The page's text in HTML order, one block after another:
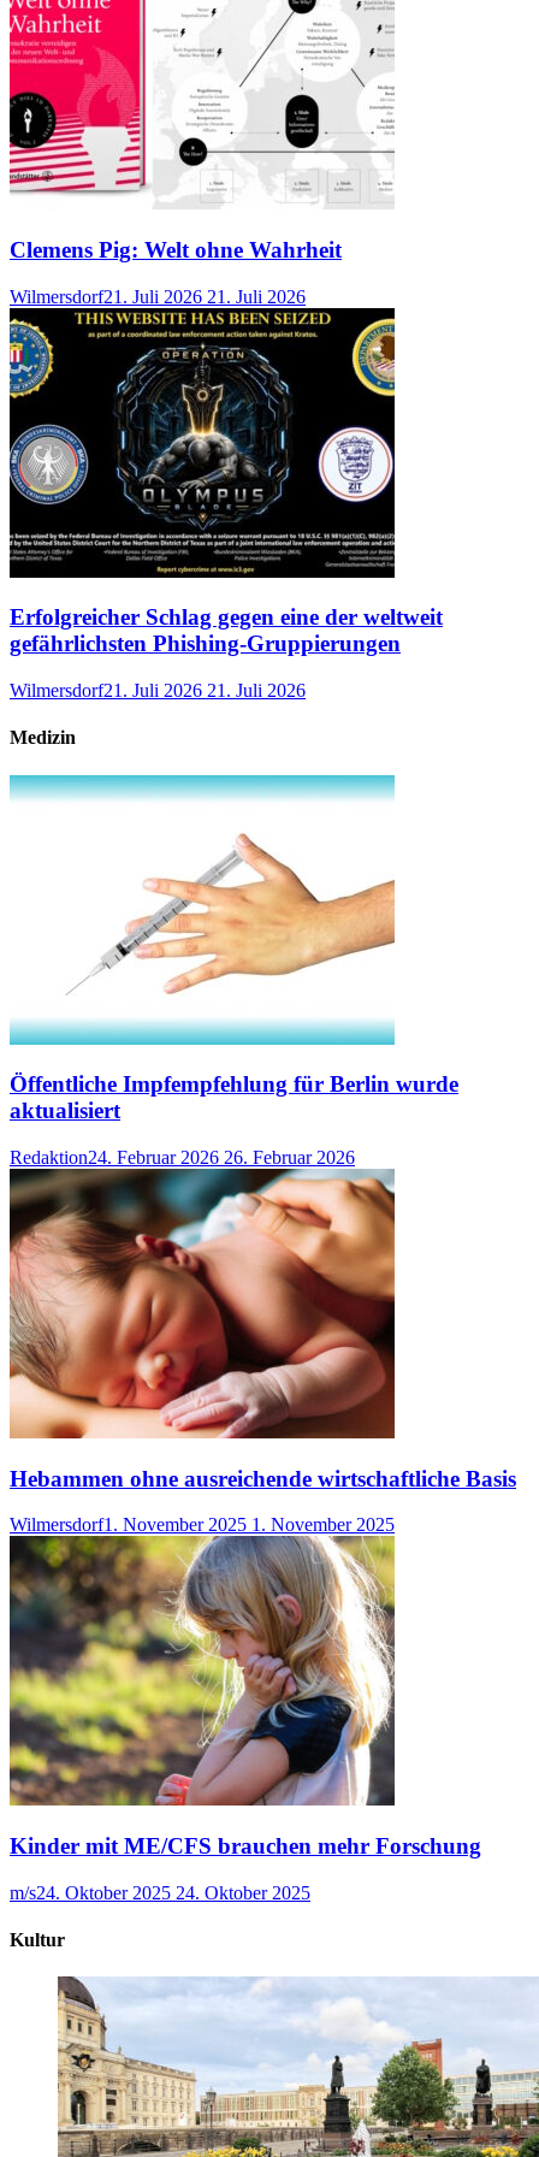
Clemens Pig: Welt ohne Wahrheit
Wilmersdorf21. Juli 2026 21. Juli 2026
Erfolgreicher Schlag gegen eine der weltweit
gefährlichsten Phishing-Gruppierungen
Wilmersdorf21. Juli 2026 21. Juli 2026
Medizin
Öffentliche Impfempfehlung für Berlin wurde
aktualisiert
Redaktion24. Februar 2026 26. Februar 2026
Hebammen ohne ausreichende wirtschaftliche Basis
Wilmersdorf1. November 2025 1. November 2025
Kinder mit ME/CFS brauchen mehr Forschung
m/s24. Oktober 2025 24. Oktober 2025
Kultur